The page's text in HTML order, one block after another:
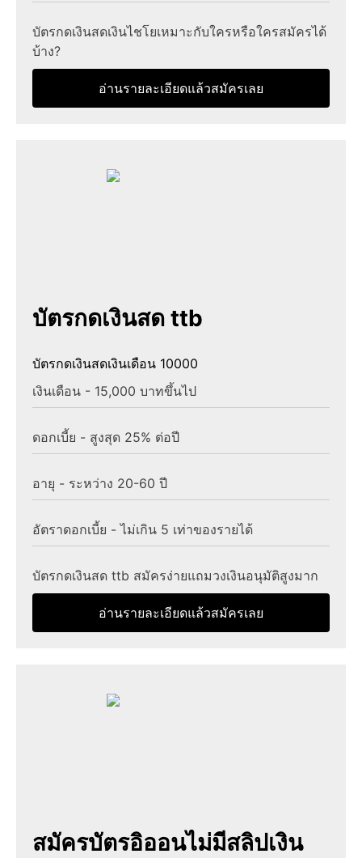
บัตรกดเงินสดเงินไชโยเหมาะกับใครหรือใครสมัครได้
บ้าง?
อ่านรายละเอียดแล้วสมัครเลย
บัตรกดเงินสด ttb
บัตรกดเงินสดเงินเดือน 10000
เงินเดือน - 15,000 บาทขึ้นไป
ดอกเบี้ย - สูงสุด 25% ต่อปี
อายุ - ระหว่าง 20-60 ปี
อัตราดอกเบี้ย - ไม่เกิน 5 เท่าของรายได้
บัตรกดเงินสด ttb สมัครง่ายแถมวงเงินอนุมัติสูงมาก
อ่านรายละเอียดแล้วสมัครเลย
สมัครบัตรอิออนไม่มีสลิปเงิน